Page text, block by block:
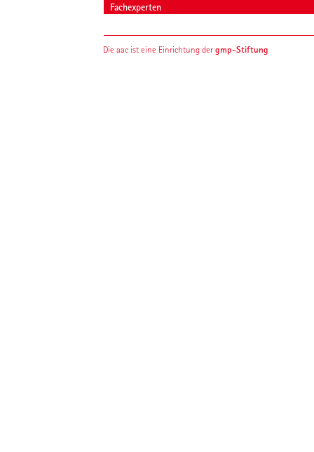
Fachexperten
Die aac ist eine Einrichtung dergmp-Stiftung